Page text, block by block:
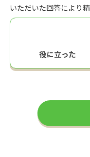
いただいた回答により
役に立った